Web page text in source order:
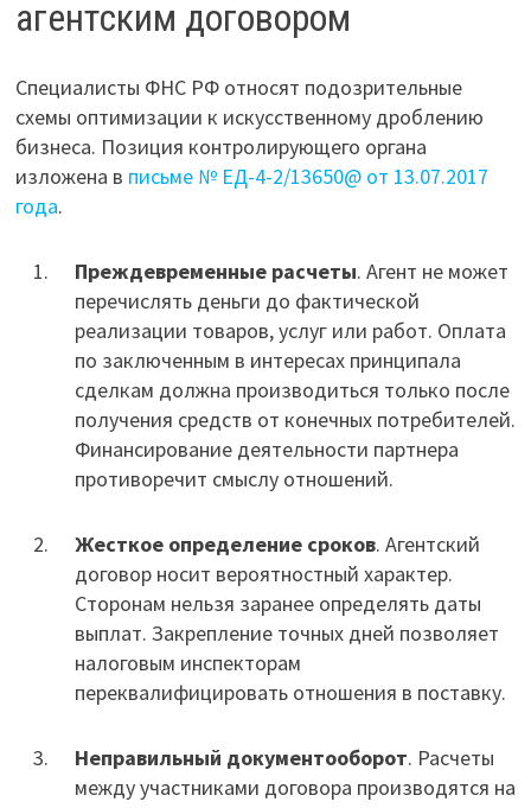
агентским договором
Специалисты ФНС РФ относят подозрительные
схемы оптимизации к искусственному дроблению
бизнеса. Позиция контролирующего органа
изложена в письме № ЕД-4-2/13650@ от 13.07.2017
года.
Преждевременные расчеты. Агент не может
перечислять деньги до фактической
реализации товаров, услуг или работ. Оплата
по заключенным в интересах принципала
сделкам должна производиться только после
получения средств от конечных потребителей.
Финансирование деятельности партнера
противоречит смыслу отношений.
Жесткое определение сроков. Агентский
договор носит вероятностный характер.
Сторонам нельзя заранее определять даты
выплат. Закрепление точных дней позволяет
налоговым инспекторам
переквалифицировать отношения в поставку.
Неправильный документооборот. Расчеты
между участниками договора производятся на